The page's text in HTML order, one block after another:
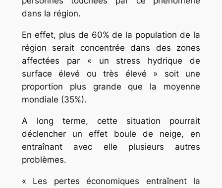
dans la région.
En effet, plus de 60% de la population de la
région serait concentrée dans des zones
affectées par « un stress hydrique de
surface élevé ou très élevé » soit une
proportion plus grande que la moyenne
mondiale (35%).
A long terme, cette situation pourrait
déclencher un effet boule de neige, en
entraînant avec elle plusieurs autres
problèmes.
« Les pertes économiques entraînent la